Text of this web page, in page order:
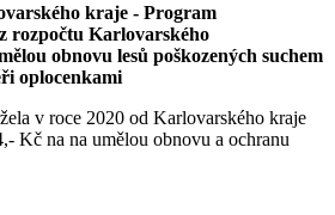
kraje - Program
rozpočtu Karlovarského
obnovu lesů poškozených suchem
oplocenkami
v roce 2020 od Karlovarského kraje
Kč na na umělou obnovu a ochranu